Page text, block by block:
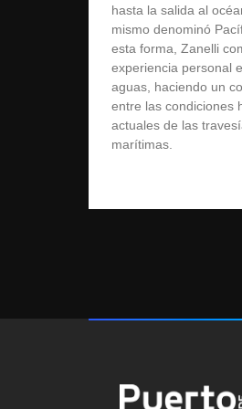
hasta la salida al
mismo denominó
esta forma, Zanelli
experiencia personal
aguas, haciendo un
entre las condiciones
actuales de las
marítimas.